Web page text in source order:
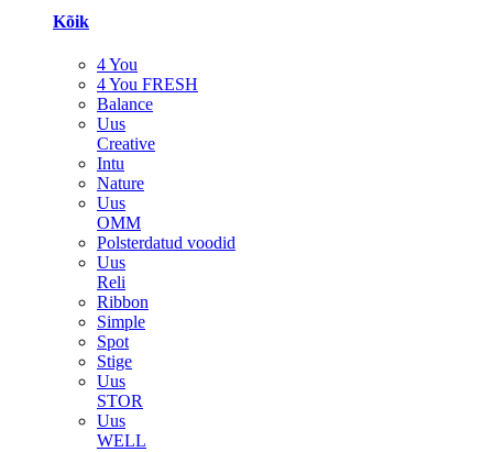
Kõik
4 You
4 You FRESH
Balance
Uus
Creative
Intu
Nature
Uus
OMM
Polsterdatud voodid
Uus
Reli
Ribbon
Simple
Spot
Stige
Uus
STOR
Uus
WELL